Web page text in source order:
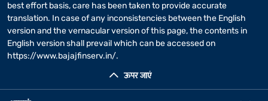
ऊपर जाएं
best effort basis, care has been taken to provide accurate
translation. In case of any inconsistencies between the English
version and the vernacular version of this page, the contents in
English version shall prevail which can be accessed on
https://www.bajajfinserv.in/.